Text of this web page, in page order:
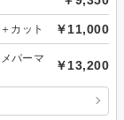
カット ￥11,000
パーマ
￥13,200